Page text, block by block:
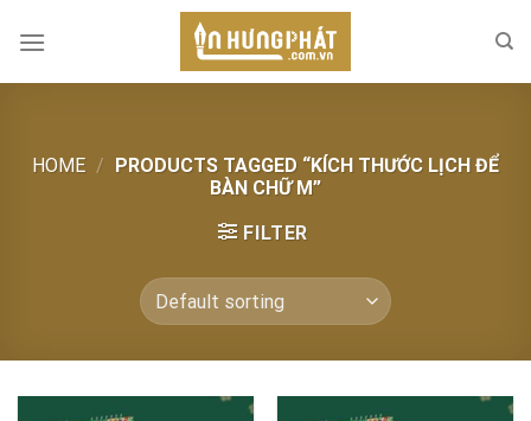
HOME / PRODUCTS TAGGED “KÍCH THƯỚC LỊCH ĐỂ
BÀN CHỮ M”
FILTER